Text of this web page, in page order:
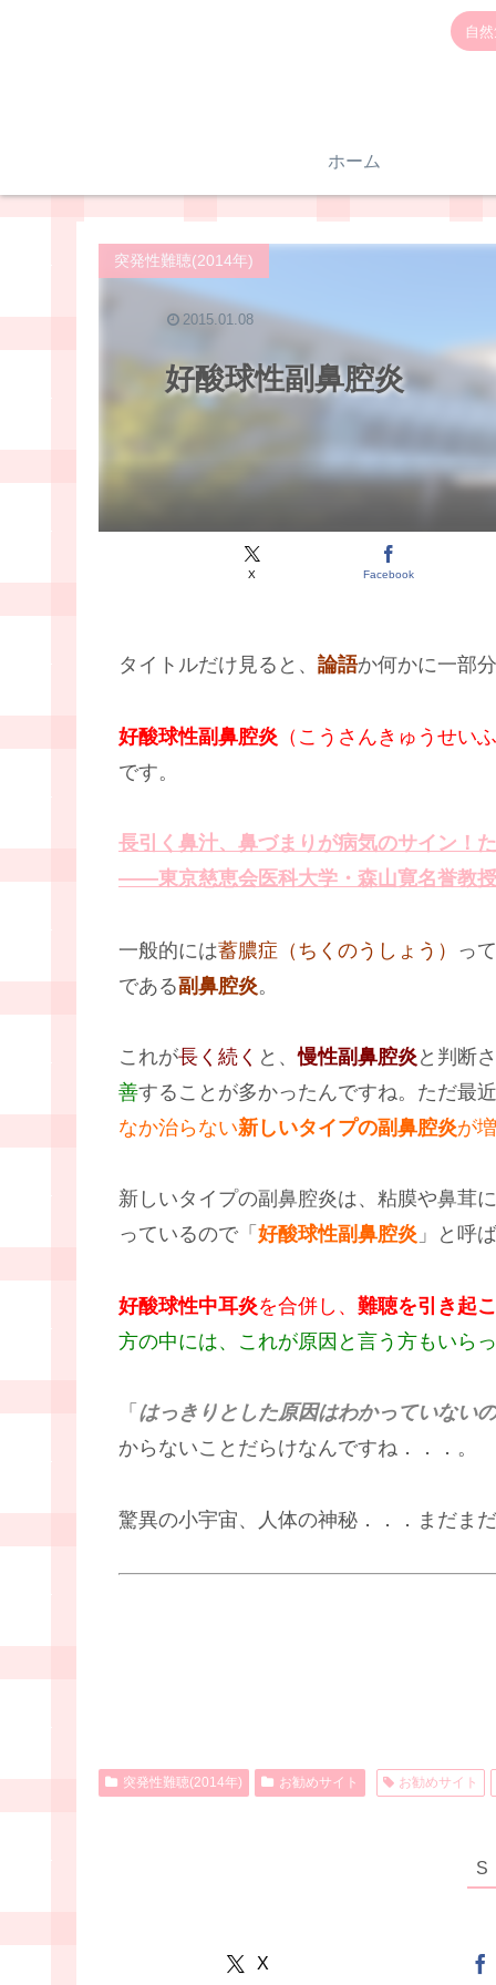
自
ホーム
好酸球性副鼻腔炎
突発性難聴(2014年)
X Facebook
2015.01.08
タイトルだけ見ると、 論語か何かに一部
好酸球性副鼻腔炎 （こうさんきゅうせい
です。
長引く鼻汁、鼻づまりが病気のサイン！
――東京慈恵会医科大学・森山寛名誉教
一般的には蓄膿症（ちくのうしょう） っ
である副鼻腔炎。
これが長く続く と、慢性副鼻腔炎と判断
善することが多かったんですね。ただ最
なか治らない新しいタイプの副鼻腔炎が
新しいタイプの副鼻腔炎は、粘膜や鼻茸
っているので「 好酸球性副鼻腔炎 」と呼
好酸球性中耳炎を合併し、 難聴を引き起
方の中には、これが原因と言う方もいら
「 はっきりとした原因はわかっていない
からないことだらけなんですね．．．。
驚異の小宇宙、人体の神秘．．．まだま
突発性難聴(2014年) お勧めサイト お勧めサイト
X